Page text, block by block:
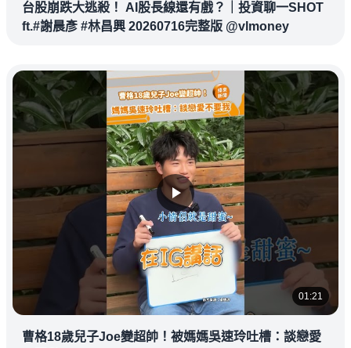
台股崩跌大逃殺！ AI股長線還有戲？｜投資聊一SHOT
ft.#謝晨彥 #林昌興 20260716完整版 @vlmoney
01:21
曹格18歲兒子Joe變超帥！被媽媽吳速玲吐槽：談戀愛